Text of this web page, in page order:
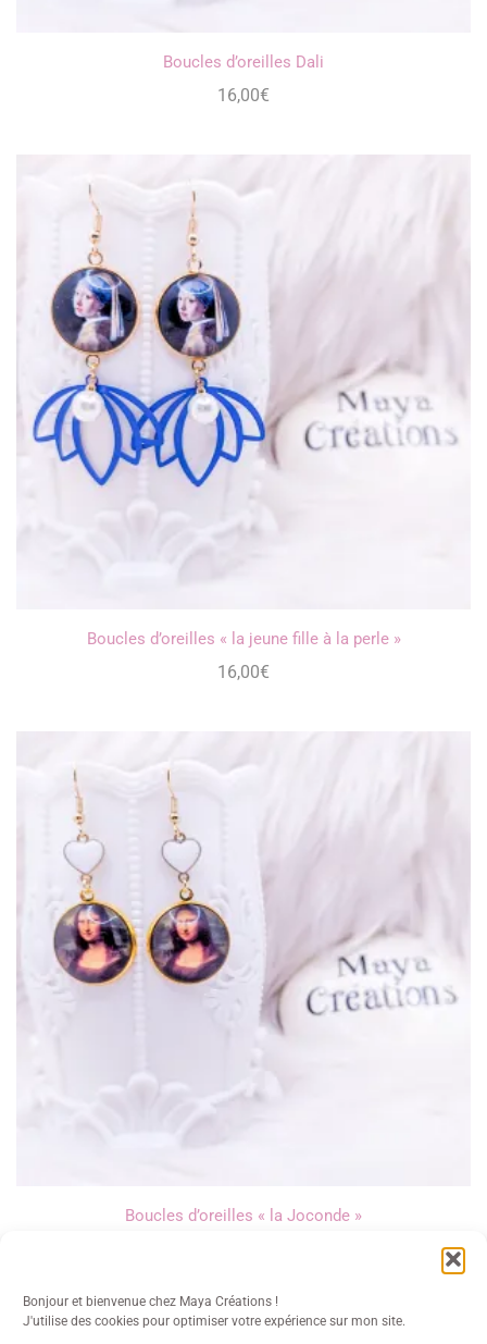
Bonjour et bienvenue chez Maya Créations !
J'utilise des cookies pour optimiser votre expérience sur mon site.
Boucles d’oreilles Dali
16,00€
Boucles d’oreilles « la jeune fille à la perle »
16,00€
Boucles d’oreilles « la Joconde »